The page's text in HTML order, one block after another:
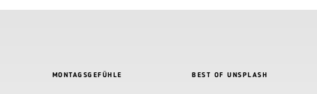
MONTAGSGEFÜHLE BEST OF UNSPLASH